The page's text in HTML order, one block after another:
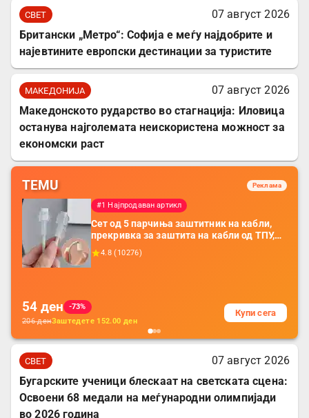
СВЕТ
07 август 2026
Британски „Метро“: Софија е меѓу најдобрите и
најевтините европски дестинации за туристите
МАКЕДОНИЈА
07 август 2026
Македонското рударство во стагнација: Иловица
останува најголемата неискористена можност за
економски раст
TEMU Реклама
#1 Најпродаван артикл
Сет од 5 парчиња заштитник на кабли,
прекривка за заштита на кабли од ТПУ,
додатоци за заштита на кабли, без
батерија, за мобилни телефони, комплет
4.8 ( 10276)
54 ден
-73%
206денЗаштедете 152.00 ден
Купи сега
СВЕТ
07 август 2026
Бугарските ученици блескаат на светската сцена:
Освоени 68 медали на меѓународни олимпијади
во 2026 година